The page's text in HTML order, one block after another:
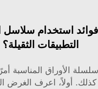
استخدام سلاسل
التطبيقات الثقيلة؟
سلسلة الأوراق المناسبة
كذلك. أولاً، اعرف الغرض